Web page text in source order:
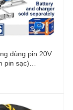
dùng pin 20V
pin sạc)